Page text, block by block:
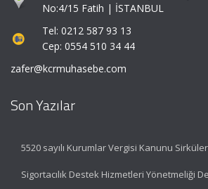
No:4/15 Fatih | İSTANBUL
Tel: 0212 587 93 13
Cep: 0554 510 34 44
zafer@kcrmuhasebe.com
Son Yazılar
5520 sayılı Kurumlar Vergisi Kanunu
Sigortacılık Destek Hizmetleri Yönetmeliği